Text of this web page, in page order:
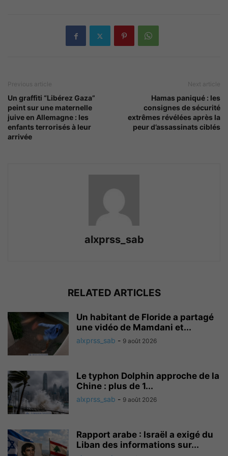
Previous article
Un graffiti “Libérez Gaza”
peint sur une maternelle
juive en Allemagne : les
enfants terrorisés à leur
arrivée
Next article
Hamas paniqué : les
consignes de sécurité
extrêmes révélées après la
peur d’assassinats ciblés
alxprss_sab
RELATED ARTICLES
Un habitant de Floride a partagé
une vidéo de Mamdani et...
alxprss_sab - 9 août 2026
Le typhon Dolphin approche de la
Chine : plus de 1...
alxprss_sab - 9 août 2026
Rapport arabe : Israël a exigé du
Liban des informations sur...